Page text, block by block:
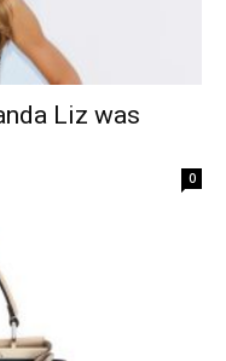
Liz was
0